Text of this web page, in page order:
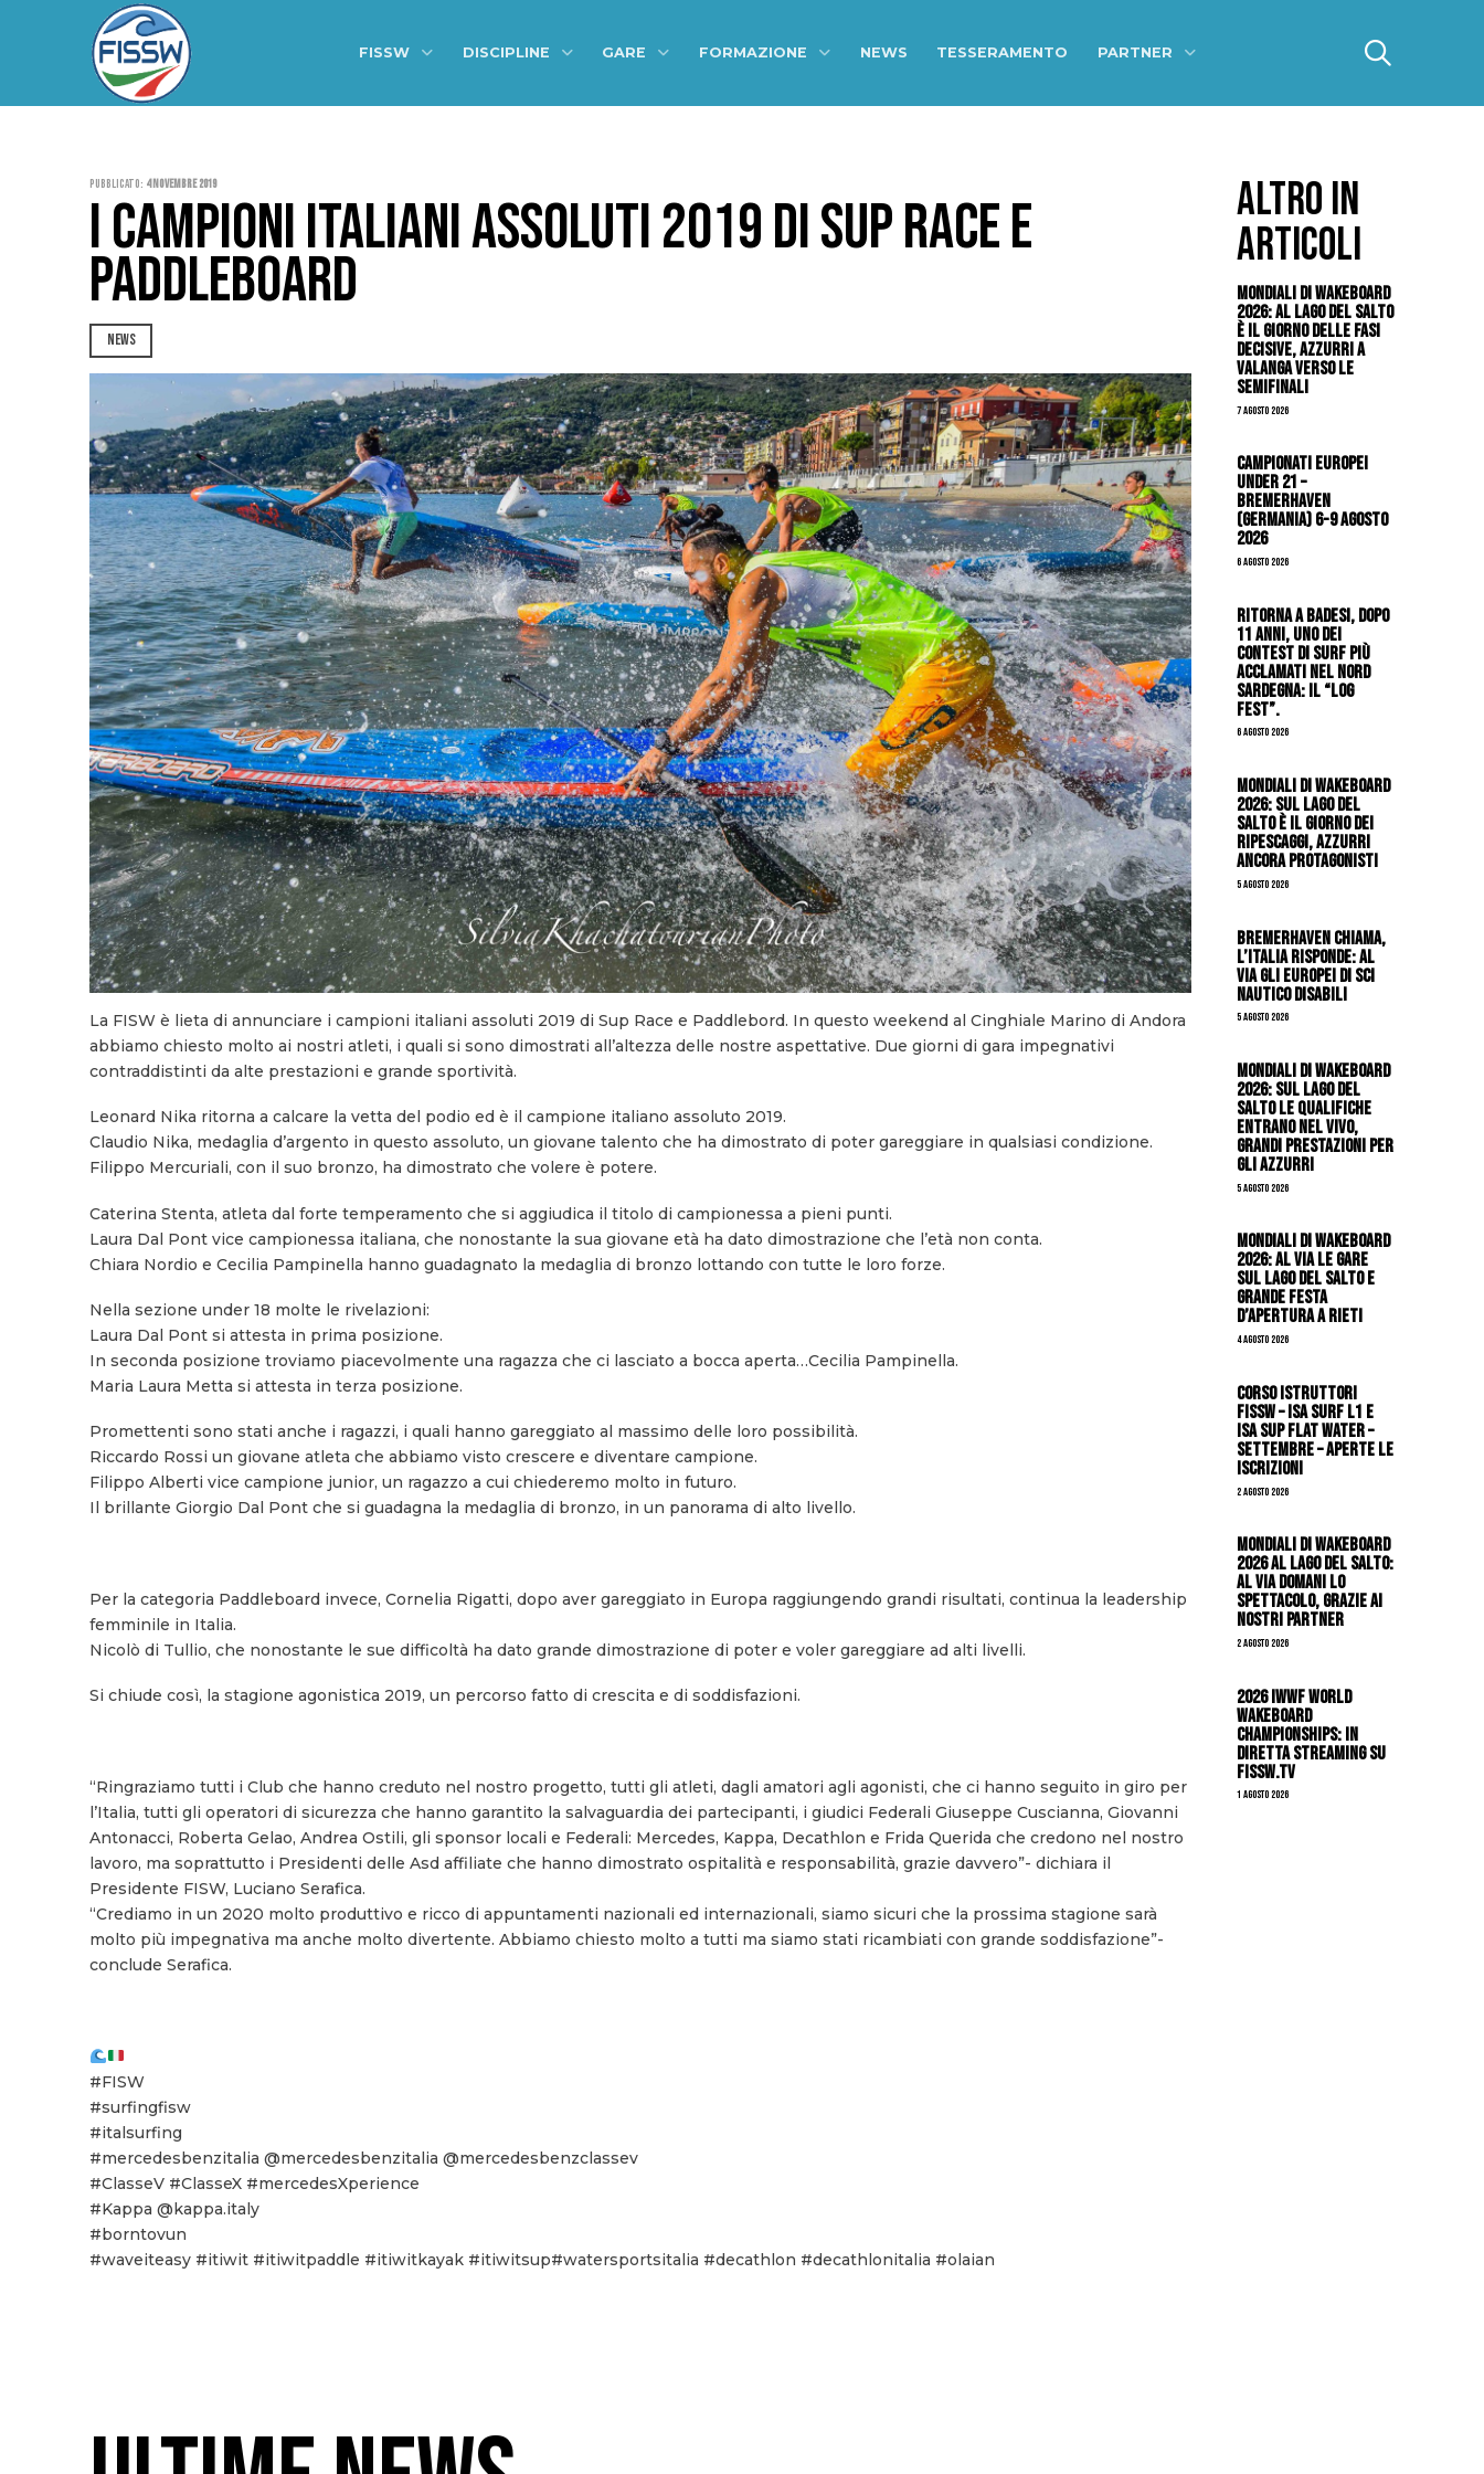
FISSW DISCIPLINE GARE FORMAZIONE NEWS TESSERAMENTO PARTNER
Pubblicato: 4 Novembre 2019
I CAMPIONI ITALIANI ASSOLUTI 2019 DI SUP RACE E
PADDLEBOARD
NEWS
La FISW è lieta di annunciare i campioni italiani assoluti 2019 di Sup Race e Paddlebord. In questo weekend al Cinghiale Marino di Andora
abbiamo chiesto molto ai nostri atleti, i quali si sono dimostrati all’altezza delle nostre aspettative. Due giorni di gara impegnativi
contraddistinti da alte prestazioni e grande sportività.
Leonard Nika ritorna a calcare la vetta del podio ed è il campione italiano assoluto 2019.
Claudio Nika, medaglia d’argento in questo assoluto, un giovane talento che ha dimostrato di poter gareggiare in qualsiasi condizione.
Filippo Mercuriali, con il suo bronzo, ha dimostrato che volere è potere.
Caterina Stenta, atleta dal forte temperamento che si aggiudica il titolo di campionessa a pieni punti.
Laura Dal Pont vice campionessa italiana, che nonostante la sua giovane età ha dato dimostrazione che l’età non conta.
Chiara Nordio e Cecilia Pampinella hanno guadagnato la medaglia di bronzo lottando con tutte le loro forze.
Nella sezione under 18 molte le rivelazioni:
Laura Dal Pont si attesta in prima posizione.
In seconda posizione troviamo piacevolmente una ragazza che ci lasciato a bocca aperta…Cecilia Pampinella.
Maria Laura Metta si attesta in terza posizione.
Promettenti sono stati anche i ragazzi, i quali hanno gareggiato al massimo delle loro possibilità.
Riccardo Rossi un giovane atleta che abbiamo visto crescere e diventare campione.
Filippo Alberti vice campione junior, un ragazzo a cui chiederemo molto in futuro.
Il brillante Giorgio Dal Pont che si guadagna la medaglia di bronzo, in un panorama di alto livello.
Per la categoria Paddleboard invece, Cornelia Rigatti, dopo aver gareggiato in Europa raggiungendo grandi risultati, continua la leadership
femminile in Italia.
Nicolò di Tullio, che nonostante le sue difficoltà ha dato grande dimostrazione di poter e voler gareggiare ad alti livelli.
Si chiude così, la stagione agonistica 2019, un percorso fatto di crescita e di soddisfazioni.
“Ringraziamo tutti i Club che hanno creduto nel nostro progetto, tutti gli atleti, dagli amatori agli agonisti, che ci hanno seguito in giro per
l’Italia, tutti gli operatori di sicurezza che hanno garantito la salvaguardia dei partecipanti, i giudici Federali Giuseppe Cuscianna, Giovanni
Antonacci, Roberta Gelao, Andrea Ostili, gli sponsor locali e Federali: Mercedes, Kappa, Decathlon e Frida Querida che credono nel nostro
lavoro, ma soprattutto i Presidenti delle Asd affiliate che hanno dimostrato ospitalità e responsabilità, grazie davvero”- dichiara il
Presidente FISW, Luciano Serafica.
“Crediamo in un 2020 molto produttivo e ricco di appuntamenti nazionali ed internazionali, siamo sicuri che la prossima stagione sarà
molto più impegnativa ma anche molto divertente. Abbiamo chiesto molto a tutti ma siamo stati ricambiati con grande soddisfazione”-
conclude Serafica.
#FISW
#surfingfisw
#italsurfing
#mercedesbenzitalia @mercedesbenzitalia @mercedesbenzclassev
#ClasseV #ClasseX #mercedesXperience
#Kappa @kappa.italy
#borntovun
#waveiteasy #itiwit #itiwitpaddle #itiwitkayak #itiwitsup#watersportsitalia #decathlon #decathlonitalia #olaian
ALTRO IN
ARTICOLI
Mondiali di Wakeboard
2026: al Lago del Salto
è il giorno delle fasi
decisive, azzurri a
valanga verso le
semifinali
7 Agosto 2026
Campionati Europei
Under 21 –
Bremerhaven
(Germania) 6-9 agosto
2026
6 Agosto 2026
Ritorna a Badesi, dopo
11 anni, uno dei
contest di surf più
acclamati nel nord
Sardegna: il “Log
Fest”.
6 Agosto 2026
Mondiali di Wakeboard
2026: sul Lago del
Salto è il giorno dei
ripescaggi, azzurri
ancora protagonisti
5 Agosto 2026
Bremerhaven chiama,
l’Italia risponde: al
via gli Europei di Sci
Nautico Disabili
5 Agosto 2026
Mondiali di Wakeboard
2026: sul Lago del
Salto le qualifiche
entrano nel vivo,
grandi prestazioni per
gli azzurri
5 Agosto 2026
Mondiali di Wakeboard
2026: al via le gare
sul Lago del Salto e
grande festa
d’apertura a Rieti
4 Agosto 2026
CORSO ISTRUTTORI
FISSW – ISA SURF L1 e
ISA SUP Flat Water –
SETTEMBRE – APERTE LE
ISCRIZIONI
2 Agosto 2026
Mondiali di Wakeboard
2026 al Lago del Salto:
al via domani lo
spettacolo, grazie ai
nostri Partner
2 Agosto 2026
2026 IWWF WORLD
WAKEBOARD
CHAMPIONSHIPS: IN
DIRETTA STREAMING SU
FISSW.TV
1 Agosto 2026